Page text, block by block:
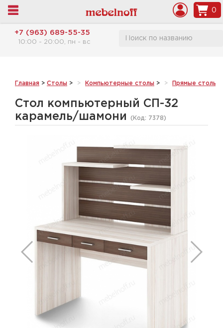
0
+7 (963) 689-55-35
10:00 - 20:00, пн - вс
Главная > Столы > Компьютерные столы > Прямые столы
Стол компьютерный СП-32
карамель/шамони
(Код: 7378)